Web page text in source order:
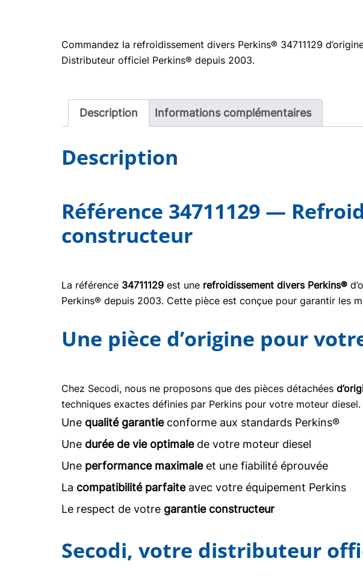
Commandez la refroidissement divers Perkins® 34711129
Distributeur officiel Perkins® depuis 2003.
Description Informations complémentaires
Description
Référence 34711129 —
constructeur
La référence 34711129 est une refroidissement divers Perkins®
Perkins® depuis 2003. Cette pièce est conçue pour garantir les
Une pièce d’origine pour
Chez Secodi, nous ne proposons que des pièces détachées
techniques exactes définies par Perkins pour votre moteur
Une qualité garantieconforme aux standards Perkins®
Une durée de vie optimalede votre moteur diesel
Une performance maximaleet une fiabilité éprouvée
La compatibilité parfaiteavec votre équipement Perkins
Le respect de votre garantie constructeur
Secodi, votre distributeur